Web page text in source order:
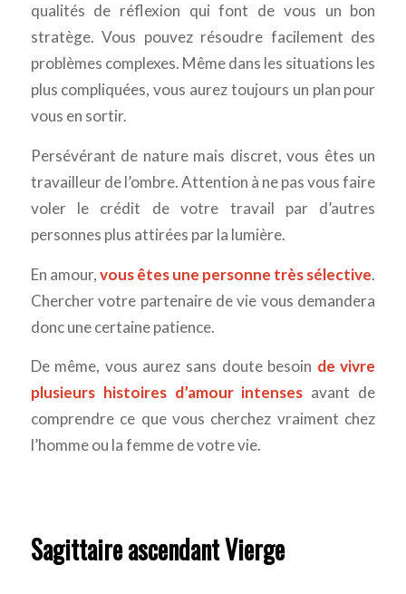
qualités de réflexion qui font de vous un bon
stratège. Vous pouvez résoudre facilement des
problèmes complexes. Même dans les situations les
plus compliquées, vous aurez toujours un plan pour
vous en sortir.
Persévérant de nature mais discret, vous êtes un
travailleur de l’ombre. Attention à ne pas vous faire
voler le crédit de votre travail par d’autres
personnes plus attirées par la lumière.
En amour,vous êtes une personne très sélective.
Chercher votre partenaire de vie vous demandera
donc une certaine patience.
De même, vous aurez sans doute besoin de vivre
plusieurs histoires d’amour intenses avant de
comprendre ce que vous cherchez vraiment chez
l’homme ou la femme de votre vie.
Sagittaire ascendant Vierge